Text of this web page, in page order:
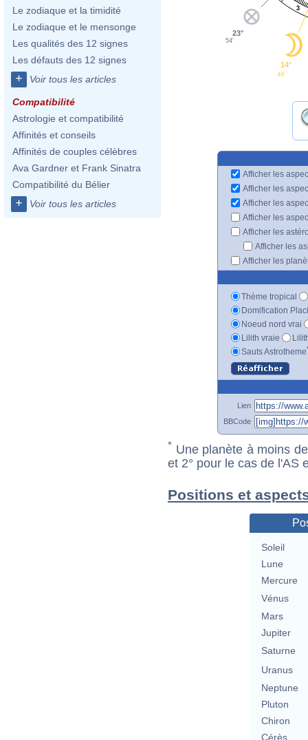
Le zodiaque et la timidité
Le zodiaque et le mensonge
Les qualités des 12 signes
Les défauts des 12 signes
+ Voir tous les articles
Compatibilité
Astrologie et compatibilité
Affinités et conseils
Affinités de couples célèbres
Ava Gardner et Frank Sinatra
Compatibilité du Bélier
+ Voir tous les articles
3
23°
54'
14°
49'
Afficher les
Afficher les
Afficher les
Afficher les
Afficher les
Afficher les
Afficher les
Thème tropical
Domification
Noeud nord vrai
Lilith vraie
Sauts Astrotheme
Lien
BBCode
* Une planète à moins
et 2° pour le cas de l'AS
Positions et
Soleil
Lune
Mercure
Vénus
Mars
Jupiter
Saturne
Uranus
Neptune
Pluton
Chiron
Cérès